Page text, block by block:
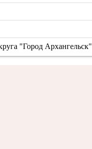
"Город Архангельск"